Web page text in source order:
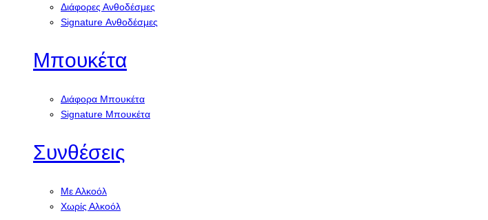
Διάφορες Ανθοδέσμες
Signature Ανθοδέσμες
Μπουκέτα
Διάφορα Μπουκέτα
Signature Μπουκέτα
Συνθέσεις
Με Αλκοόλ
Χωρίς Αλκοόλ